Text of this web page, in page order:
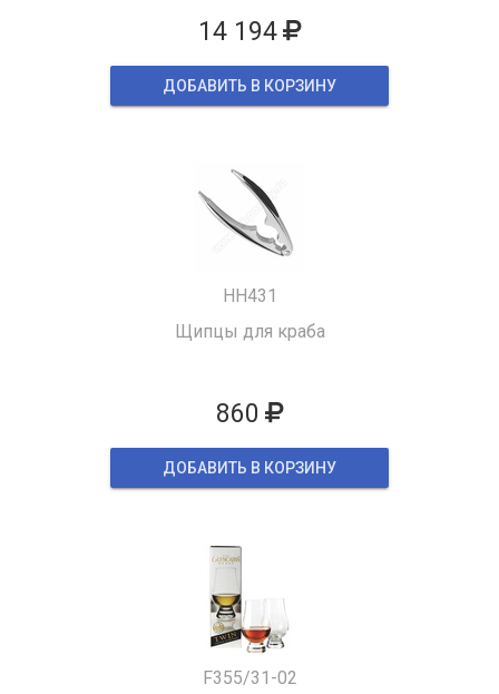
14 194
ДОБАВИТЬ В КОРЗИНУ
HH431
Щипцы для краба
860
ДОБАВИТЬ В КОРЗИНУ
F355/31-02